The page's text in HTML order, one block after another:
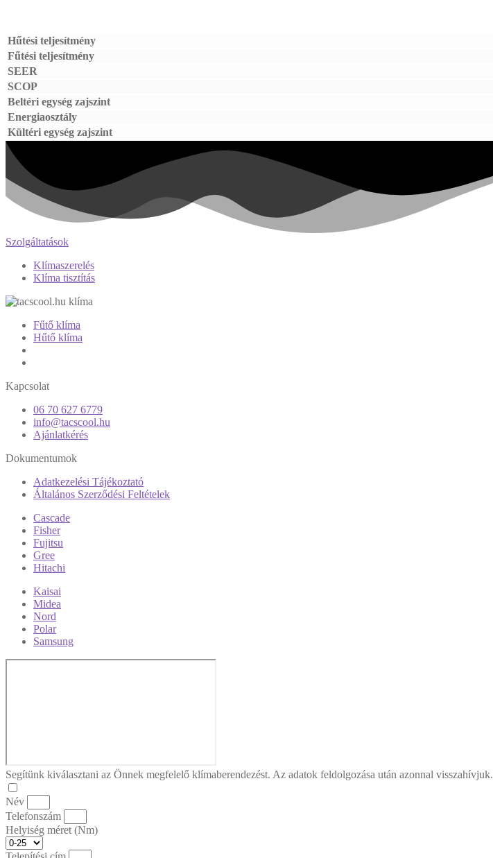
Hűtési teljesítmény
Fűtési teljesítmény
SEER
SCOP
Beltéri egység zajszint
Energiaosztály
Kültéri egység zajszint
Szolgáltatások
Klímaszerelés
Klíma tisztítás
Fűtő klíma
Hűtő klíma
Kapcsolat
06 70 627 6779
info@tacscool.hu
Ajánlatkérés
Dokumentumok
Adatkezelési Tájékoztató
Általános Szerződési Feltételek
Cascade
Fisher
Fujitsu
Gree
Hitachi
Kaisai
Midea
Nord
Polar
Samsung
Segítünk kiválasztani az Önnek megfelelő klímaberendezést. Az adatok feldolgozása után azonnal visszahívjuk.
Név
Telefonszám
Helyiség méret (Nm)